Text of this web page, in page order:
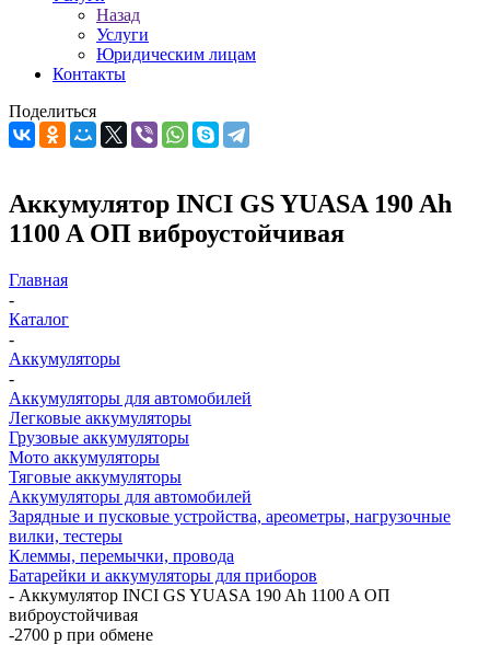
Назад
Услуги
Юридическим лицам
Контакты
Поделиться
Аккумулятор INCI GS YUASA 190 Ah
1100 A ОП виброустойчивая
Главная
-
Каталог
-
Аккумуляторы
-
Аккумуляторы для автомобилей
Легковые аккумуляторы
Грузовые аккумуляторы
Мото аккумуляторы
Тяговые аккумуляторы
Аккумуляторы для автомобилей
Зарядные и пусковые устройства, ареометры, нагрузочные
вилки, тестеры
Клеммы, перемычки, провода
Батарейки и аккумуляторы для приборов
- Аккумулятор INCI GS YUASA 190 Ah 1100 A ОП
виброустойчивая
-2700 р при обмене